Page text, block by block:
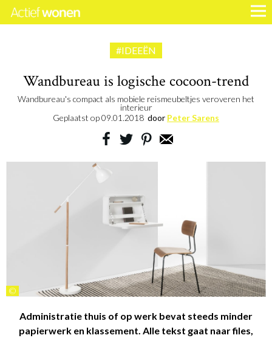
#IDEEËN
Wandbureau is logische cocoon-trend
Wandbureau's compact als mobiele reismeubeltjes veroveren het
interieur
Geplaatst op09.01.2018 door Peter Sarens
©
Administratie thuis of op werk bevat steeds minder
papierwerk en klassement. Alle tekst gaat naar files,